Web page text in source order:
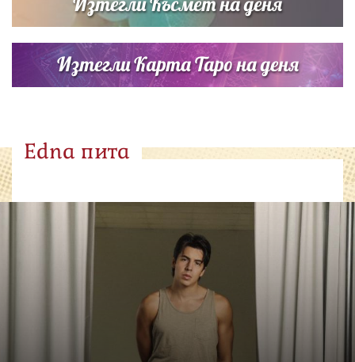
Изтегли Карта Таро на деня
Edna пита